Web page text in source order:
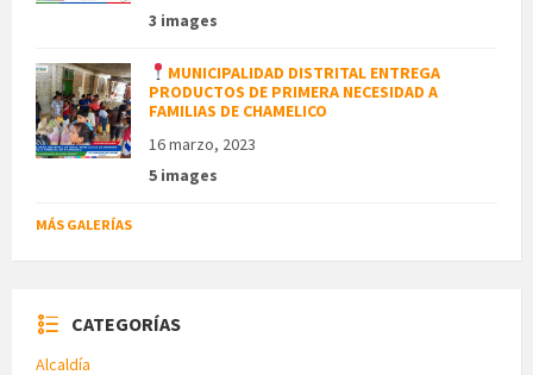
3 images
MUNICIPALIDAD DISTRITAL ENTREGA
PRODUCTOS DE PRIMERA NECESIDAD A
FAMILIAS DE CHAMELICO
16 marzo, 2023
5 images
MÁS GALERÍAS
CATEGORÍAS
Alcaldía